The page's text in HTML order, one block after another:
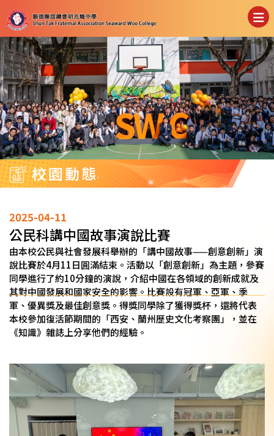
校園動態
2025-04-11
公民科講中國故事演說比賽
由本校公民與社會發展科舉辦的「講中國故事——創意創新」演
說比賽於4月11日圓滿結束。活動以「創意創新」為主題，參賽
同學進行了約10分鐘的演說，介紹中國在各領域的創新成就及
其對中國發展和國家安全的影響。比賽設有冠軍、亞軍、季
軍、優異獎及最佳創意獎。得獎同學除了獲得獎杯，還將代表
本校參加復活節期間的「西安、蘭州歷史文化考察團」，並在
《知識》雜誌上分享他們的經驗。